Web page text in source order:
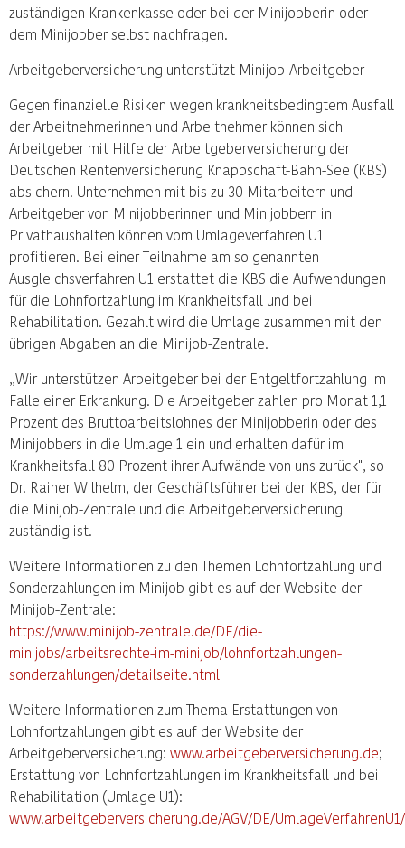
zuständigen Krankenkasse oder bei der Minijobberin oder
dem Minijobber selbst nachfragen.
Arbeitgeberversicherung unterstützt Minijob-Arbeitgeber
Gegen finanzielle Risiken wegen krankheitsbedingtem Ausfall
der Arbeitnehmerinnen und Arbeitnehmer können sich
Arbeitgeber mit Hilfe der Arbeitgeberversicherung der
Deutschen Rentenversicherung Knappschaft-Bahn-See (KBS)
absichern. Unternehmen mit bis zu 30 Mitarbeitern und
Arbeitgeber von Minijobberinnen und Minijobbern in
Privathaushalten können vom Umlageverfahren U1
profitieren. Bei einer Teilnahme am so genannten
Ausgleichsverfahren U1 erstattet die KBS die Aufwendungen
für die Lohnfortzahlung im Krankheitsfall und bei
Rehabilitation. Gezahlt wird die Umlage zusammen mit den
übrigen Abgaben an die Minijob-Zentrale.
„Wir unterstützen Arbeitgeber bei der Entgeltfortzahlung im
Falle einer Erkrankung. Die Arbeitgeber zahlen pro Monat 1,1
Prozent des Bruttoarbeitslohnes der Minijobberin oder des
Minijobbers in die Umlage 1 ein und erhalten dafür im
Krankheitsfall 80 Prozent ihrer Aufwände von uns zurück", so
Dr. Rainer Wilhelm, der Geschäftsführer bei der KBS, der für
die Minijob-Zentrale und die Arbeitgeberversicherung
zuständig ist.
Weitere Informationen zu den Themen Lohnfortzahlung und
Sonderzahlungen im Minijob gibt es auf der Website der
Minijob-Zentrale:
https://www.minijob-zentrale.de/DE/die-
minijobs/arbeitsrechte-im-minijob/lohnfortzahlungen-
sonderzahlungen/detailseite.html
Weitere Informationen zum Thema Erstattungen von
Lohnfortzahlungen gibt es auf der Website der
Arbeitgeberversicherung: www.arbeitgeberversicherung.de;
Erstattung von Lohnfortzahlungen im Krankheitsfall und bei
Rehabilitation (Umlage U1):
www.arbeitgeberversicherung.de/AGV/DE/